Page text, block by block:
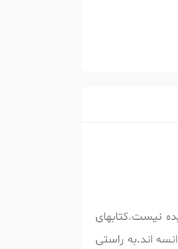
نیست.کتابهای
اند.به راستی